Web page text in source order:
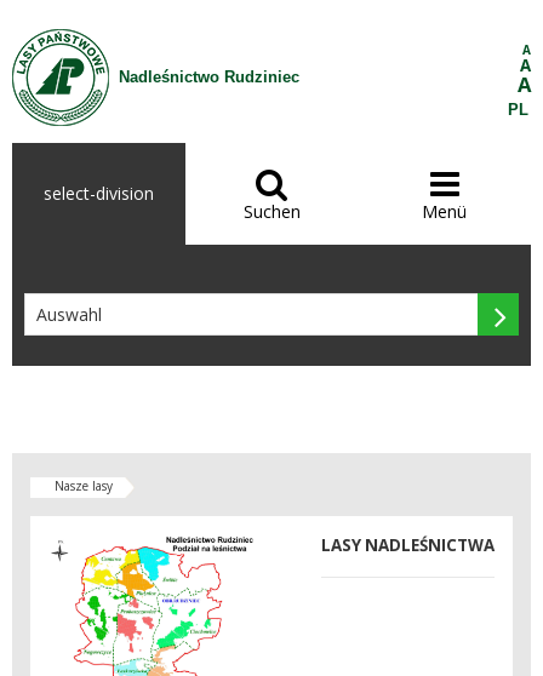
Zum Inhalt wechseln
Nadleśnictwo Rudziniec
A
A
A
PL
select-division 
Suchen

Menü

Nasze lasy
LASY NADLEŚNICTWA